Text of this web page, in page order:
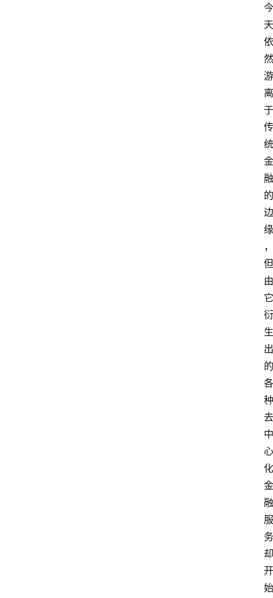
今
天
依
然
游
离
于
传
统
金
融
的
边
缘
，
但
由
它
衍
生
出
的
各
种
去
中
心
化
金
融
服
务
却
开
始